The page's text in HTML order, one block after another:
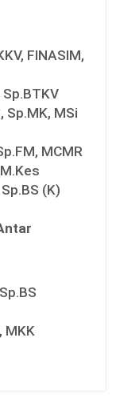
FINASIM,
Sp.BTKV
Sp.MK, MSi
MCMR
(K)
MKK